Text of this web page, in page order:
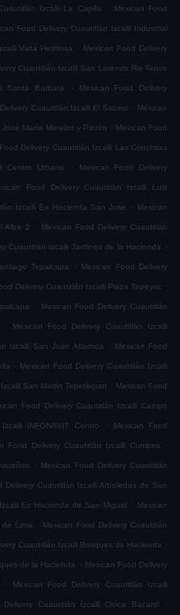
Izcalli La Capilla . Mexican Food
Food Delivery Cuautitlán Izcalli Industrial
Vista Hermosa . Mexican Food Delivery
Cuautitlán Izcalli San Lorenzo Rio Tenco
Santa Barbara . Mexican Food Delivery
Cuautitlán Izcalli El Sabino . Mexican
María Morelos y Pavón . Mexican Food
Delivery Cuautitlán Izcalli Las Conchitas
Centro Urbano . Mexican Food Delivery
Food Delivery Cuautitlán Izcalli Luis
Izcalli Ex Hacienda San Jose . Mexican
Alba 2 . Mexican Food Delivery Cuautitlán
Cuautitlán Izcalli Jardines de la Hacienda .
Tepalcapa . Mexican Food Delivery
Delivery Cuautitlán Izcalli Plaza Tepeyac .
. Mexican Food Delivery Cuautitlán
. Mexican Food Delivery Cuautitlán Izcalli
Izcalli San Juan Atlamica . Mexican Food
. Mexican Food Delivery Cuautitlán Izcalli
San Martin Tepetlixpan . Mexican Food
Food Delivery Cuautitlán Izcalli Campo
INFONAVIT Centro . Mexican Food
Food Delivery Cuautitlán Izcalli Cumbria .
. Mexican Food Delivery Cuautitlán
Delivery Cuautitlán Izcalli Arboledas de San
Ex Hacienda de San Miguel . Mexican
de Lima . Mexican Food Delivery Cuautitlán
Cuautitlán Izcalli Bosques de Hacienda .
de la Hacienda . Mexican Food Delivery
. Mexican Food Delivery Cuautitlán Izcalli
Cuautitlán Izcalli Civica Bacardi .